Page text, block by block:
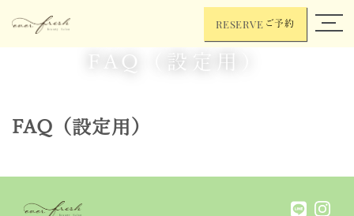
RESERVE ご予約
FAQ（設定用）
FAQ（設定用）